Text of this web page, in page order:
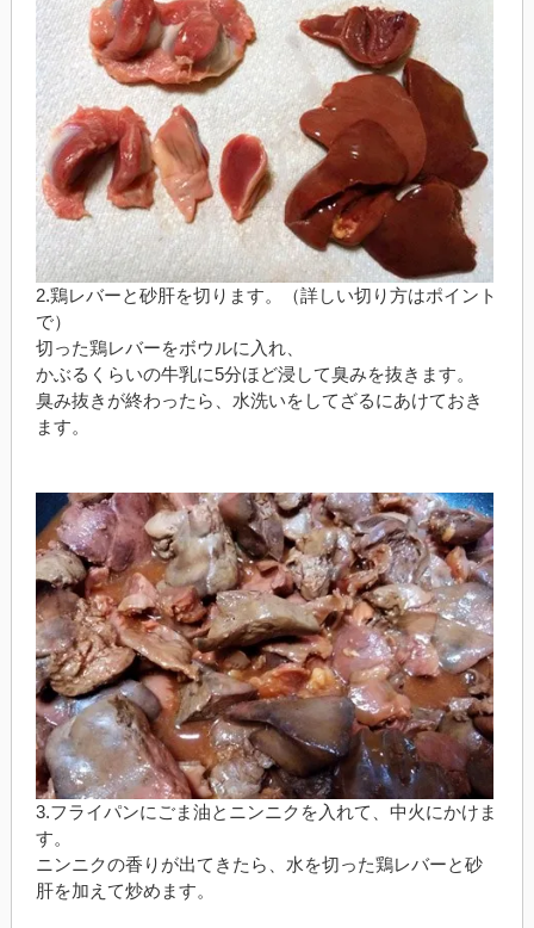
2.鶏レバーと砂肝を切ります。（詳しい切り方はポイント
で）
切った鶏レバーをボウルに入れ、
かぶるくらいの牛乳に5分ほど浸して臭みを抜きます。
臭み抜きが終わったら、水洗いをしてざるにあけておき
ます。
3.フライパンにごま油とニンニクを入れて、中火にかけま
す。
ニンニクの香りが出てきたら、水を切った鶏レバーと砂
肝を加えて炒めます。